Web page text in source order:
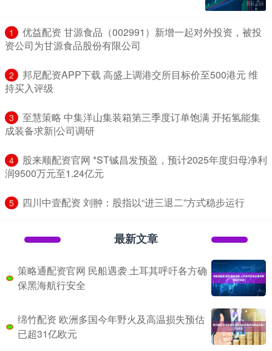
1
​优益配资 甘源食品（002991）新增一起对外投资，被投
资公司为甘源食品股份有限公司
2
​邦尼配资APP下载 高盛上调港交所目标价至500港元 维
持买入评级
3
​至慧策略 中集洋山集装箱第三季度订单饱满 开拓氢能集
成装备求新|公司调研
4
​股来顺配资官网 *ST铖昌发预盈，预计2025年度归母净利
润9500万元至1.24亿元
5 ​四川中壹配资 刘翀：股指以“进三退二”方式稳步运行
最新文章
策略通配资官网 民船遇袭 土耳其呼吁各方确
保黑海航行安全
绵竹配资 欧洲多国今年野火及高温损失预估
已超31亿欧元